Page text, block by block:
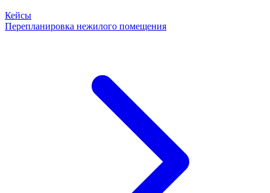
Кейсы
Перепланировка нежилого помещения